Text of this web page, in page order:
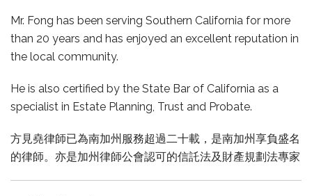
Mr. Fong has been serving Southern California for more
than 20 years and has enjoyed an excellent reputation in
the local community.
He is also certified by the State Bar of California as a
specialist in Estate Planning, Trust and Probate.
方見堯律師已為南加州服務超過二十載，是南加州享負盛名
的律師。亦是加州律師公會認可的信託法及財產規劃法專家